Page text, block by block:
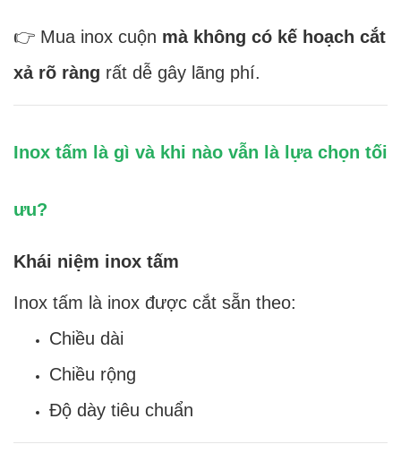
👉 Mua inox cuộn mà không có kế hoạch cắt
xả rõ ràng rất dễ gây lãng phí.
Inox tấm là gì và khi nào vẫn là lựa chọn tối
ưu?
Khái niệm inox tấm
Inox tấm là inox được cắt sẵn theo:
Chiều dài
Chiều rộng
Độ dày tiêu chuẩn